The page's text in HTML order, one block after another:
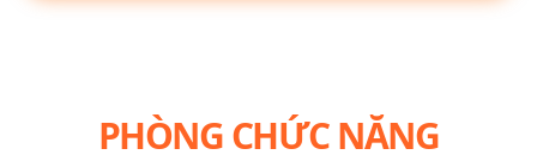
PHÒNG CHỨC NĂNG